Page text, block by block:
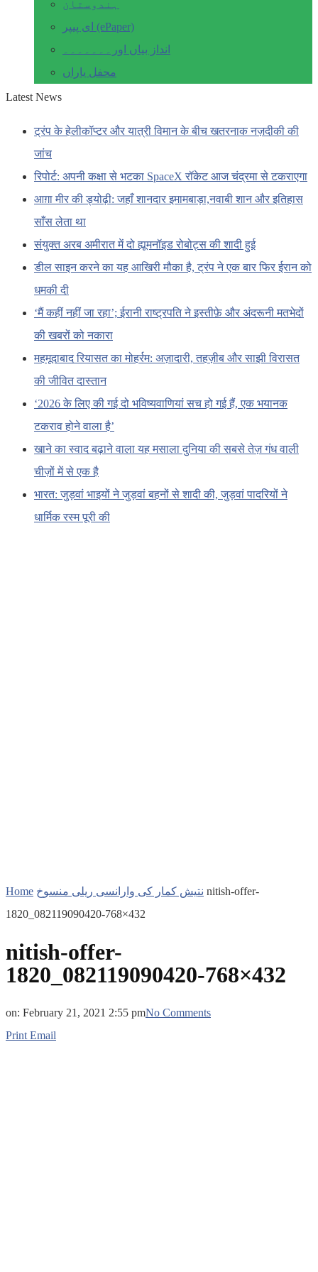
ہندوستان
ای پیپر (ePaper)
انداز بیاں اور۔۔۔۔۔۔۔
محفل یاراں
Latest News
ट्रंप के हेलीकॉप्टर और यात्री विमान के बीच खतरनाक नज़दीकी की
जांच
रिपोर्ट: अपनी कक्षा से भटका SpaceX रॉकेट आज चंद्रमा से टकराएगा
आग़ा मीर की ड्योढ़ी: जहाँ शानदार इमामबाड़ा,नवाबी शान और इतिहास
साँस लेता था
संयुक्त अरब अमीरात में दो ह्यूमनॉइड रोबोट्स की शादी हुई
डील साइन करने का यह आखिरी मौका है, ट्रंप ने एक बार फिर ईरान को
धमकी दी
‘मैं कहीं नहीं जा रहा’; ईरानी राष्ट्रपति ने इस्तीफ़े और अंदरूनी मतभेदों
की खबरों को नकारा
महमूदाबाद रियासत का मोहर्रम: अज़ादारी, तहज़ीब और साझी विरासत
की जीवित दास्तान
‘2026 के लिए की गई दो भविष्यवाणियां सच हो गई हैं, एक भयानक
टकराव होने वाला है’
खाने का स्वाद बढ़ाने वाला यह मसाला दुनिया की सबसे तेज़ गंध वाली
चीज़ों में से एक है
भारत: जुड़वां भाइयों ने जुड़वां बहनों से शादी की, जुड़वां पादरियों ने
धार्मिक रस्म पूरी की
Home نتیش کمار کی وارانسی ریلی منسوخ nitish-offer-
1820_082119090420-768×432
nitish-offer-
1820_082119090420-768×432
on: February 21, 2021 2:55 pmNo Comments
Print Email